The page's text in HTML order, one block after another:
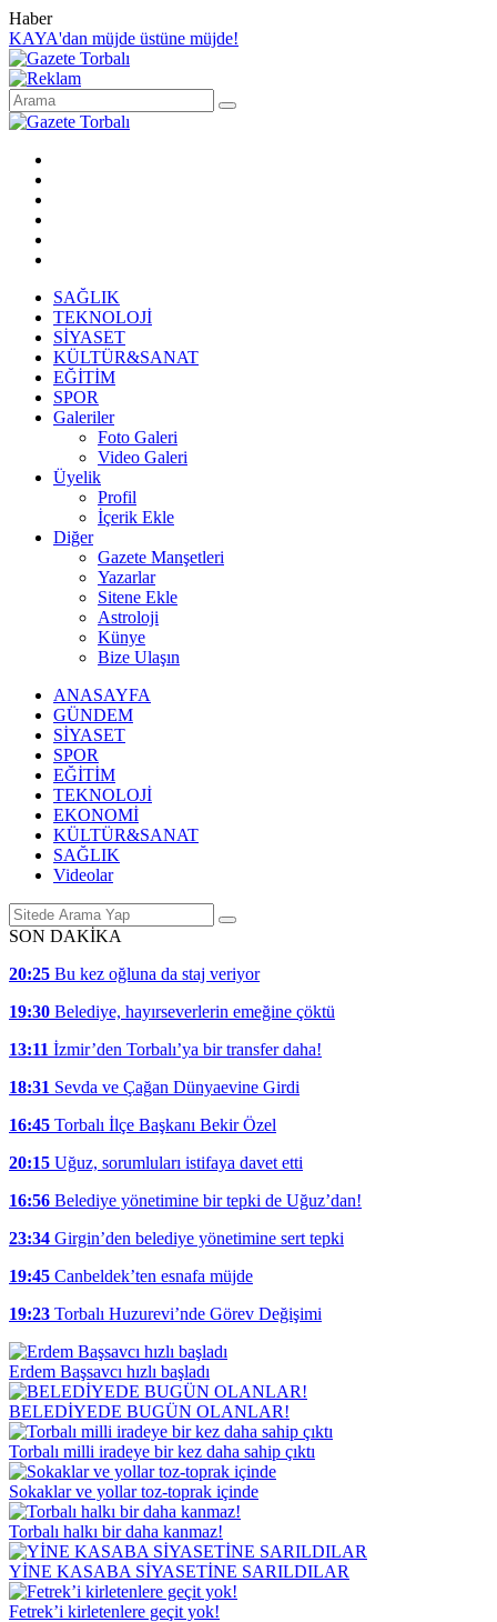
Haber
KAYA'dan müjde üstüne müjde!
SAĞLIK
TEKNOLOJİ
SİYASET
KÜLTÜR&SANAT
EĞİTİM
SPOR
Galeriler
Foto Galeri
Video Galeri
Üyelik
Profil
İçerik Ekle
Diğer
Gazete Manşetleri
Yazarlar
Sitene Ekle
Astroloji
Künye
Bize Ulaşın
ANASAYFA
GÜNDEM
SİYASET
SPOR
EĞİTİM
TEKNOLOJİ
EKONOMİ
KÜLTÜR&SANAT
SAĞLIK
Videolar
SON DAKİKA
20:25 Bu kez oğluna da staj veriyor
19:30 Belediye, hayırseverlerin emeğine çöktü
13:11 İzmir’den Torbalı’ya bir transfer daha!
18:31 Sevda ve Çağan Dünyaevine Girdi
16:45 Torbalı İlçe Başkanı Bekir Özel
20:15 Uğuz, sorumluları istifaya davet etti
16:56 Belediye yönetimine bir tepki de Uğuz’dan!
23:34 Girgin’den belediye yönetimine sert tepki
19:45 Canbeldek’ten esnafa müjde
19:23 Torbalı Huzurevi’nde Görev Değişimi
Erdem Başsavcı hızlı başladı
BELEDİYEDE BUGÜN OLANLAR!
Torbalı milli iradeye bir kez daha sahip çıktı
Sokaklar ve yollar toz-toprak içinde
Torbalı halkı bir daha kanmaz!
YİNE KASABA SİYASETİNE SARILDILAR
Fetrek’i kirletenlere geçit yok!